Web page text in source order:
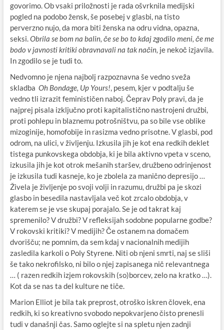
govorimo. Ob vsaki priložnosti je rada ošvrknila medijski
pogled na podobo žensk, še posebej v glasbi, na tisto
perverzno nujo, da mora biti ženska na odru vidna, opazna,
seksi.Obrila se bom na balin, če se bo to kdaj zgodilo meni, če me
bodo v javnosti kritiki obravnavali na tak način, je nekoč izjavila.
In zgodilo se je tudi to.
Nedvomno je njena najbolj razpoznavna še vedno sveža
skladba Oh Bondage, Up Yours!, pesem, kjer v podtalju še
vedno tli izrazit feminističen naboj. Čeprav Poly pravi, da je
najprej pisala izključno proti kapitalistično nastrojeni družbi,
proti pohlepu in blaznemu potrošništvu, pa so bile vse oblike
mizoginije, homofobije in rasizma vedno prisotne. V glasbi, pod
odrom, na ulici, v življenju. Izkusila jih je kot ena redkih deklet
tistega punkovskega obdobja, ki je bila aktivno vpeta v sceno,
izkusila jih je kot otrok mešanih staršev, družbeno odrinjenost
je izkusila tudi kasneje, ko je zbolela za manično depresijo …
Živela je življenje po svoji volji in razumu, družbi pa je skozi
glasbo in besedila nastavljala več kot zrcalo obdobja, v
katerem se je vse skupaj porajalo. Se je od takrat kaj
spremenilo? V družbi? V refleksijah sodobne popularne godbe?
V rokovski kritiki? V medijih? Če ostanem na domačem
dvorišču; ne pomnim, da sem kdaj v nacionalnih medijih
zasledila karkoli o Poly Styrene. Niti ob njeni smrti, naj se sliši
še tako nekrofilsko, ni bilo o njej zapisanega nič relevantnega
… ( razen redkih izjem rokovskih (so)borcev, zelo na kratko …).
Kot da se nas ta del kulture ne tiče.
Marion Elliot je bila tak preprost, otroško iskren človek, ena
redkih, ki so kreativno svobodo nepokvarjeno čisto prenesli
tudi v današnji čas. Samo oglejte si na spletu njen zadnji